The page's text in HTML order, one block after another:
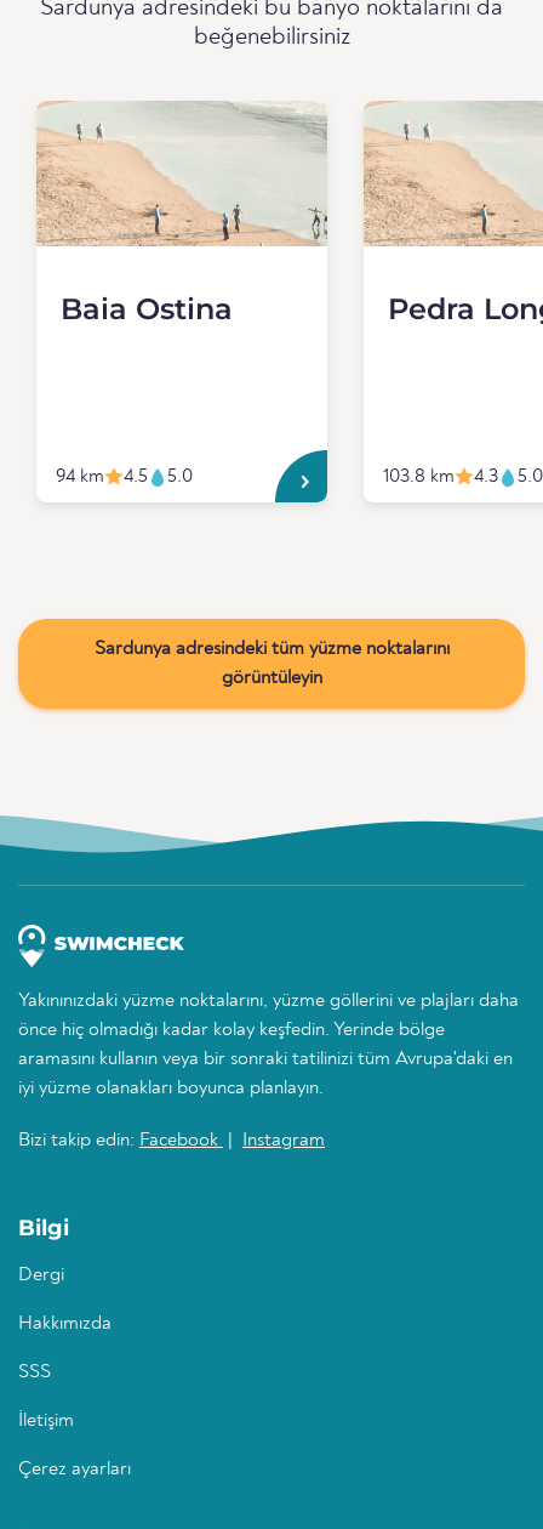
Sardunya adresindeki bu banyo noktalarını da
beğenebilirsiniz
Baia Ostina
94 km 4.5 5.0
Pedra
103.8 km 4.3 5.0
Sardunya adresindeki tüm yüzme noktalarını
görüntüleyin
Yakınınızdaki yüzme noktalarını, yüzme göllerini ve plajları daha
önce hiç olmadığı kadar kolay keşfedin. Yerinde bölge
aramasını kullanın veya bir sonraki tatilinizi tüm Avrupa'daki en
iyi yüzme olanakları boyunca planlayın.
Bizi takip edin: Facebook Instagram
Bilgi
Dergi
Hakkımızda
SSS
İletişim
Çerez ayarları